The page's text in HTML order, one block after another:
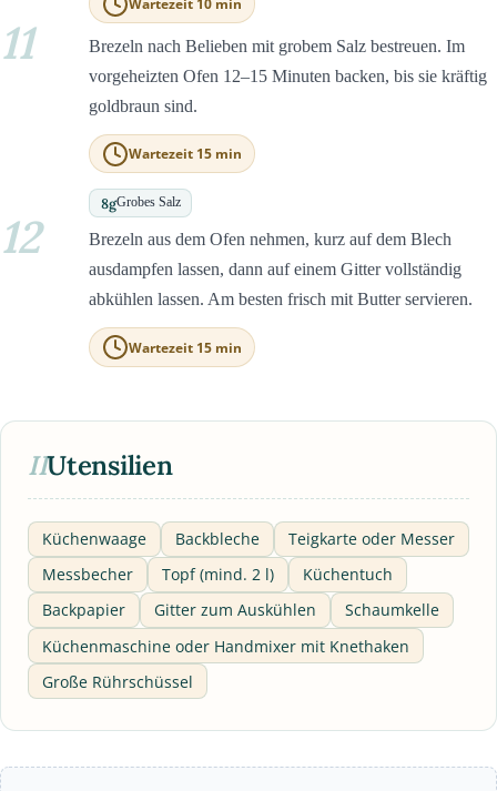
Wartezeit 10 min
11
Brezeln nach Belieben mit grobem Salz bestreuen. Im
vorgeheizten Ofen 12–15 Minuten backen, bis sie kräftig
goldbraun sind.
Wartezeit 15 min
8gGrobes Salz
12
Brezeln aus dem Ofen nehmen, kurz auf dem Blech
ausdampfen lassen, dann auf einem Gitter vollständig
abkühlen lassen. Am besten frisch mit Butter servieren.
Wartezeit 15 min
IIUtensilien
Küchenwaage Backbleche
Teigkarte oder Messer
Messbecher
Topf (mind. 2 l)
Küchentuch
Backpapier
Gitter zum Auskühlen
Schaumkelle
Küchenmaschine oder Handmixer mit Knethaken
Große Rührschüssel